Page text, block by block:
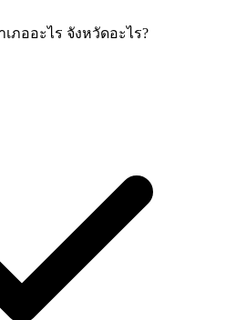
ภออะไร จังหวัดอะไร?